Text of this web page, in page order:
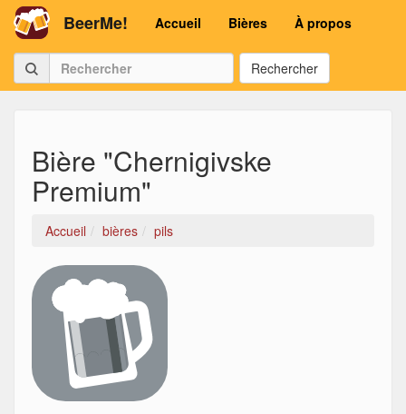
BeerMe! Accueil Bières À propos
Rechercher
Bière "Chernigivske
Premium"
Accueil bières pils